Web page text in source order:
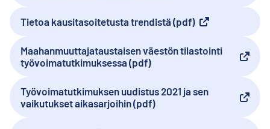
Tietoa kausitasoitetusta trendistä (pdf)
Ulkoinen linkki
Maahanmuuttajataustaisen väestön tilastointi
työvoimatutkimuksessa (pdf)
Ulkoinen linkki
Työvoimatutkimuksen uudistus 2021 ja sen
vaikutukset aikasarjoihin (pdf)
Ulkoinen linkki